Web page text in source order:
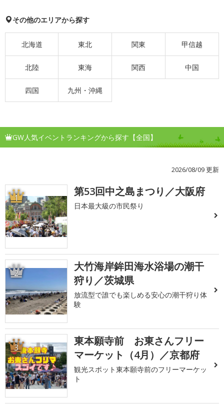
その他のエリアから探す
北海道 東北 関東 甲信越
北陸 東海 関西 中国
四国 九州・沖縄
GW人気イベントランキングから探す【全国】
2026/08/09 更新
1 第53回中之島まつり／大阪府
日本最大級の市民祭り
2
大竹海岸鉾田海水浴場の潮干
狩り／茨城県
放流型で誰でも楽しめる安心の潮干狩り体
験
3
東本願寺前 お東さんフリー
マーケット（4月）／京都府
観光スポット東本願寺前のフリーマーケッ
ト